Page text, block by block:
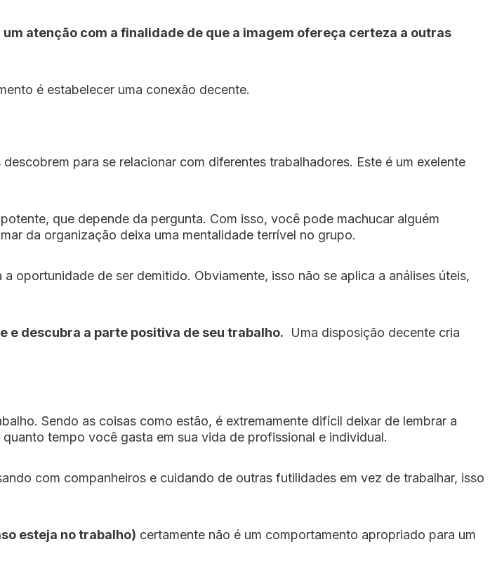
atenção com a finalidade de que a imagem ofereça certeza a outras
é estabelecer uma conexão decente.
para se relacionar com diferentes trabalhadores. Este é um exelente
que depende da pergunta. Com isso, você pode machucar alguém
da organização deixa uma mentalidade terrível no grupo.
oportunidade de ser demitido. Obviamente, isso não se aplica a análises úteis,
e descubra a parte positiva de seu trabalho. Uma disposição decente cria
Sendo as coisas como estão, é extremamente difícil deixar de lembrar a
tempo você gasta em sua vida de profissional e individual.
com companheiros e cuidando de outras futilidades em vez de trabalhar, isso
esteja no trabalho) certamente não é um comportamento apropriado para um